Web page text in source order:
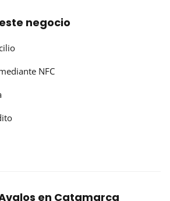
negocio
NFC
en Catamarca